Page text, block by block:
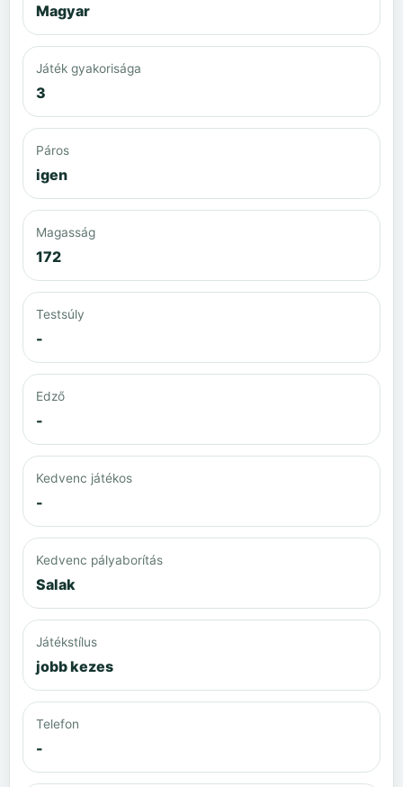
Magyar
Játék gyakorisága
3
Páros
igen
Magasság
172
Testsúly
-
Edző
-
Kedvenc játékos
-
Kedvenc pályaborítás
Salak
Játékstílus
jobb kezes
Telefon
-